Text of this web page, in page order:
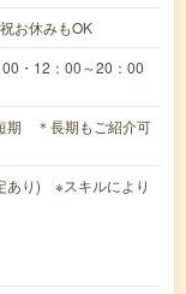
お休みもOK
・12：00～20：00
期 ＊長期もご紹介可
あり) ※スキルにより